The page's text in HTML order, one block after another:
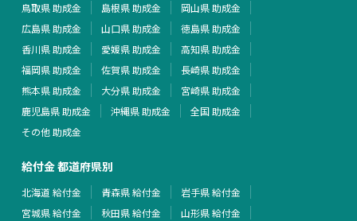
鳥取県 助成金
島根県 助成金
岡山県 助成金
広島県 助成金
山口県 助成金
徳島県 助成金
香川県 助成金
愛媛県 助成金
高知県 助成金
福岡県 助成金
佐賀県 助成金
長崎県 助成金
熊本県 助成金
大分県 助成金
宮崎県 助成金
鹿児島県 助成金
沖縄県 助成金
全国 助成金
その他 助成金
給付金 都道府県別
北海道 給付金 青森県 給付金
岩手県 給付金
宮城県 給付金
秋田県 給付金
山形県 給付金